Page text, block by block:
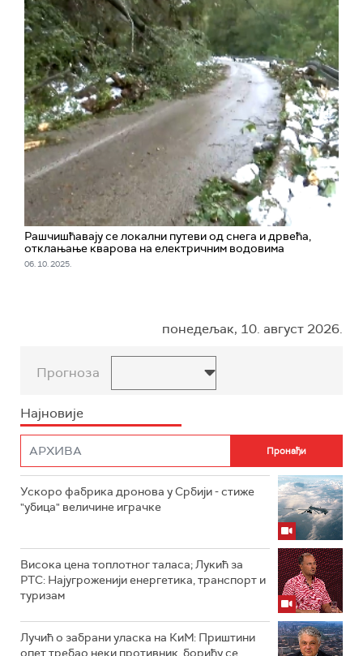
Рашчишћавају се локални путеви од снега и дрвећа,
отклањање кварова на електричним водовима
06. 10. 2025.
понедељак, 10. август 2026.
Прогноза
Најновије
Ускоро фабрика дронова у Србији - стиже
"убица" величине играчке
Висока цена топлотног таласа; Лукић за
РТС: Најугроженији енергетика, транспорт и
туризам
Лучић о забрани уласка на КиМ: Приштини
опет требао неки противник, борићу се